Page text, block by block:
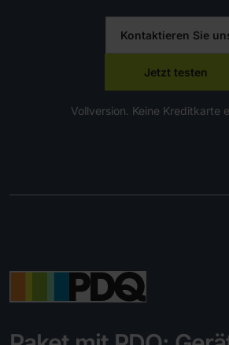
Kontaktieren Sie
Jetzt testen
Vollversion. Keine Kreditkarte